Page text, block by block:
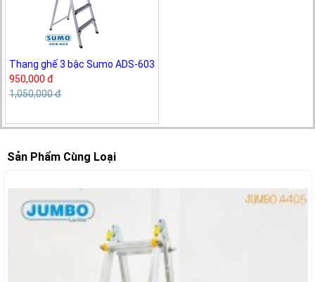
Thang ghế 3 bậc Sumo ADS-603
950,000 đ
1,050,000 đ
Sản Phẩm Cùng Loại
-28%